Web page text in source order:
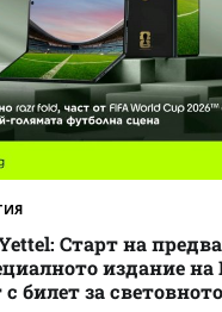
Старт на
издание на
билет за